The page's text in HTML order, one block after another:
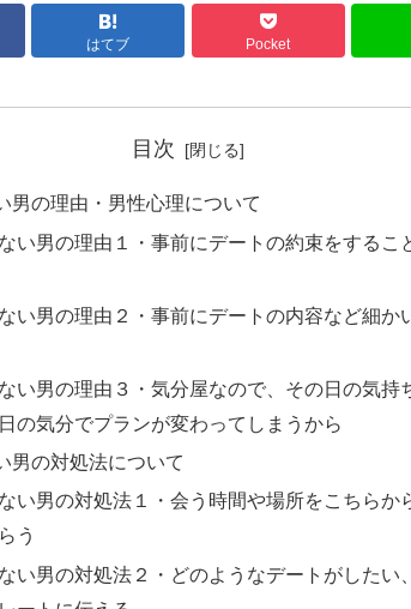
はてブ Pocket
目次
男の理由・男性心理について
い男の理由１・事前にデートの約束をするこ
い男の理由２・事前にデートの内容など細か
い男の理由３・気分屋なので、その日の気持
の気分でプランが変わってしまうから
男の対処法について
い男の対処法１・会う時間や場所をこちらか
う
い男の対処法２・どのようなデートがしたい